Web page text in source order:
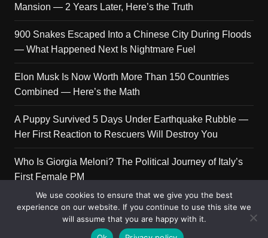
Mansion — 2 Years Later, Here’s the Truth
900 Snakes Escaped Into a Chinese City During Floods
— What Happened Next Is Nightmare Fuel
Elon Musk Is Now Worth More Than 150 Countries
Combined — Here’s the Math
A Puppy Survived 5 Days Under Earthquake Rubble —
Her First Reaction to Rescuers Will Destroy You
Who Is Giorgia Meloni? The Political Journey of Italy’s
First Female PM
Copyright © 2026 Get Top Lists. All rights reserved.
We use cookies to ensure that we give you the best
experience on our website. If you continue to use this site we
will assume that you are happy with it.